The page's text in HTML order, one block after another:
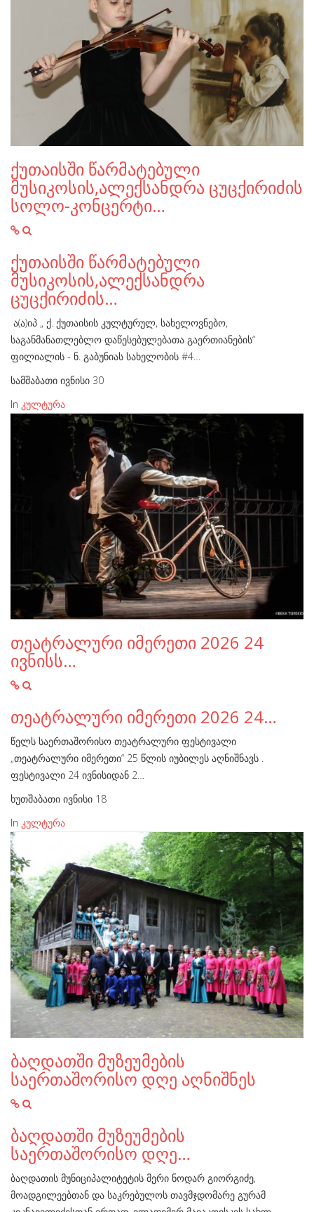
ქუთაისში წარმატებული
მუსიკოსის,ალექსანდრა ცუცქირიძის
სოლო-კონცერტი…
ქუთაისში წარმატებული
მუსიკოსის,ალექსანდრა
ცუცქირიძის…
ა(ა)იპ „ ქ. ქუთაისის კულტურულ, სახელოვნებო,
საგანმანათლებლო დაწესებულებათა გაერთიანების“
ფილიალის - ნ. გაბუნიას სახელობის #4…
სამშაბათი ივნისი 30
In კულტურა
თეატრალური იმერეთი 2026 24
ივნისს…
თეატრალური იმერეთი 2026 24…
წელს საერთაშორისო თეატრალური ფესტივალი
„თეატრალური იმერეთი“ 25 წლის იუბილეს აღნიშნავს .
ფესტივალი 24 ივნისიდან 2…
ხუთშაბათი ივნისი 18
In კულტურა
ბაღდათში მუზეუმების
საერთაშორისო დღე აღნიშნეს
ბაღდათში მუზეუმების
საერთაშორისო დღე…
ბაღდათის მუნიციპალიტეტის მერი ნოდარ გიორგიძე,
მოადგილეებთან და საკრებულოს თავმჯდომარე გურამ